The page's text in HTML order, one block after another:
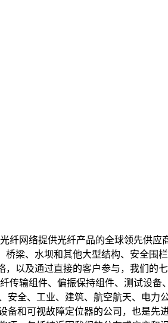
纤网络提供光纤产品的全球领先供
梁、水坝和其他大型结构、安全围
以及通过直接的客户参与，我们的
输组件、偏振保持组件、测试设
全、工业、建筑、航空航天、电
和可视故障定位器的公司，也是